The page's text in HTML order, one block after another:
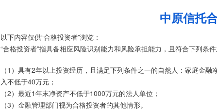
热销产品 栏目首页
特
尊敬的投资者：
合格投资者认证、风险测评、录音录像及电子合同签署应由投资者本
我司信托产品账户均以我司名义开立，所有认购信托产品的资金应根
时，请注意不要向任何非我司账户转账、支付现金。
如有疑问，请联系您的专属客户经理或咨询我司客服电话400-
中原信托
以下内容仅供“合格投资者”浏览：
“合格投资者”指具备相应风险识别能力和风险承担能力，且符合下列条
（1）具有2年以上投资经历，且满足下列条件之一的自然人：家庭金
入不低于40万元；
（2）最近1年末净资产不低于1000万元的法人单位；
（3）金融管理部门视为合格投资者的其他情形。